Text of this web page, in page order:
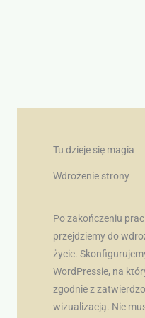
Tu dzieje się magia
Wdrożenie strony
Po zakończeniu
przejdziemy do
życie.
WordPressie, na
zgodnie z
wizualizacją. Nie